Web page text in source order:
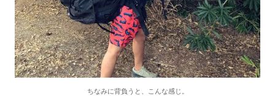
ちなみに背負うと、こんな感じ。